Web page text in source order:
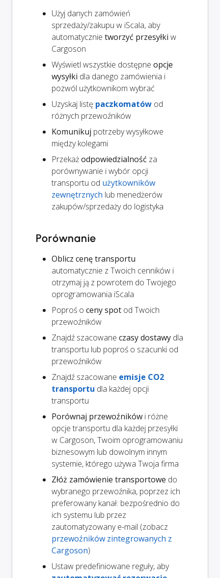
Użyj danych zamówień
sprzedaży/zakupu w iScala, aby
automatycznie tworzyć przesyłki w
Cargoson
Wyświetl wszystkie dostępne opcje
wysyłki dla danego zamówienia i
pozwól użytkownikom wybrać
Uzyskaj listę paczkomatów od
różnych przewoźników
Komunikuj potrzeby wysyłkowe
między kolegami
Przekażodpowiedzialność za
porównywanie i wybór opcji
transportu od użytkowników
zewnętrznych lub menedżerów
zakupów/sprzedaży do logistyka
Porównanie
Oblicz cenę transportu
automatycznie z Twoich cenników i
otrzymaj ją z powrotem do Twojego
oprogramowania iScala
Poproś o ceny spot od Twoich
przewoźników
Znajdź szacowane czasy dostawy dla
transportu lub poproś o szacunki od
przewoźników
Znajdź szacowane emisje CO2
transportu dla każdej opcji
transportu
Porównaj przewoźników i różne
opcje transportu dla każdej przesyłki
w Cargoson, Twoim oprogramowaniu
biznesowym lub dowolnym innym
systemie, którego używa Twoja firma
Złóż zamówienie transportowe do
wybranego przewoźnika, poprzez ich
preferowany kanał: bezpośrednio do
ich systemu lub przez
zautomatyzowany e-mail (zobacz
przewoźników zintegrowanych z
Cargoson)
Ustaw predefiniowane reguły, aby